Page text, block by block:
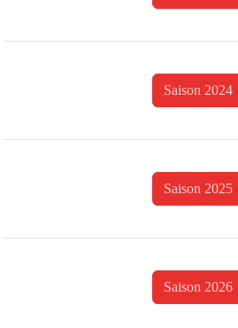
Saison 2024
Saison 2025
Saison 2026